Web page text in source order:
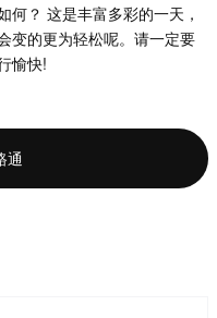
何？ 这是丰富多彩的一天，
变的更为轻松呢。请一定要
愉快!
通